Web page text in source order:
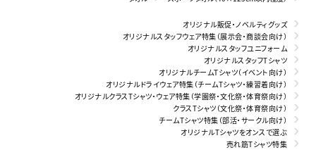
オリジナル販促・ノベルティグッズ
オリジナルスタッフウェア特集（展示会・商談会向け）
オリジナルスタッフユニフォーム
オリジナルスタッフTシャツ
オリジナルチームTシャツ（イベント向け）
オリジナルドライウェア特集（チームTシャツ・練習着向け）
オリジナルクラスTシャツ・ウェア特集（学園祭・文化祭・体育祭向け）
クラスTシャツ（文化祭・体育祭向け）
チームTシャツ特集（部活・サークル向け）
オリジナルTシャツをオンスで選ぶ
売れ筋Tシャツ特集